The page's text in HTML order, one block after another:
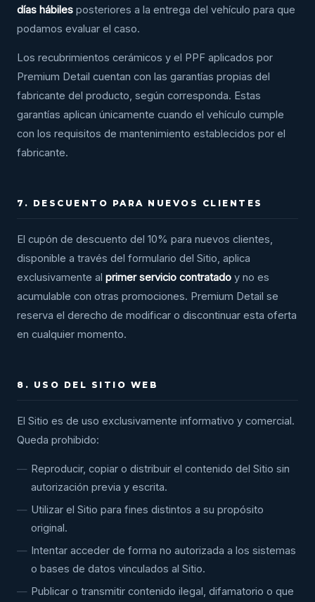
días hábiles posteriores a la entrega del vehículo para que
podamos evaluar el caso.
Los recubrimientos cerámicos y el PPF aplicados por
Premium Detail cuentan con las garantías propias del
fabricante del producto, según corresponda. Estas
garantías aplican únicamente cuando el vehículo cumple
con los requisitos de mantenimiento establecidos por el
fabricante.
7. DESCUENTO PARA NUEVOS CLIENTES
El cupón de descuento del 10% para nuevos clientes,
disponible a través del formulario del Sitio, aplica
exclusivamente al primer servicio contratado y no es
acumulable con otras promociones. Premium Detail se
reserva el derecho de modificar o discontinuar esta oferta
en cualquier momento.
8. USO DEL SITIO WEB
El Sitio es de uso exclusivamente informativo y comercial.
Queda prohibido:
Reproducir, copiar o distribuir el contenido del Sitio sin
autorización previa y escrita.
Utilizar el Sitio para fines distintos a su propósito
original.
Intentar acceder de forma no autorizada a los sistemas
o bases de datos vinculados al Sitio.
Publicar o transmitir contenido ilegal, difamatorio o que